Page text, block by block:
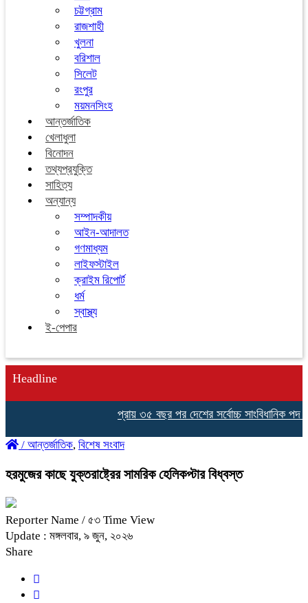
চট্টগ্রাম
রাজশাহী
খুলনা
বরিশাল
সিলেট
রংপুর
ময়মনসিংহ
আন্তর্জাতিক
খেলাধুলা
বিনোদন
তথ্যপ্রযুক্তি
সাহিত্য
অন্যান্য
সম্পাদকীয়
আইন-আদালত
গণমাধ্যম
লাইফস্টাইল
ক্রাইম রিপোর্ট
ধর্ম
স্বাস্থ্য
ই-পেপার
Headline
প্রায় ৩৫ বছর পর দেশের সর্বোচ্চ সাংবিধানিক পদ
/ আন্তর্জাতিক, বিশেষ সংবাদ
হরমুজের কাছে যুক্তরাষ্ট্রের সামরিক হেলিকপ্টার বিধ্বস্ত
Reporter Name / ৫৩ Time View
Update : মঙ্গলবার, ৯ জুন, ২০২৬
Share